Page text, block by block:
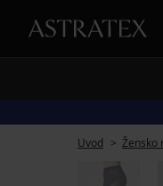
Uvod Žensko